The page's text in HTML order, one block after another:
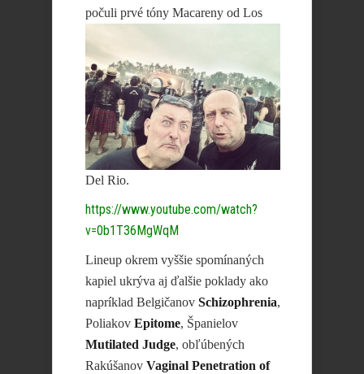
počuli prvé tóny Macareny od Los
Del Rio.
https://www.youtube.com/watch?
v=0b1T36MgWqM
Lineup okrem vyššie spomínaných
kapiel ukrýva aj ďalšie poklady ako
napríklad Belgičanov Schizophrenia,
Poliakov Epitome, Španielov
Mutilated Judge, obľúbených
Rakúšanov Vaginal Penetration of